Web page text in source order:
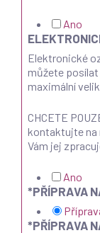
Ano
Elektronické
můžete posílat
maximální
CHCETE
kontaktujte na
Vám jej
Ano
*PŘÍPRAVA
*PŘÍPRAVA